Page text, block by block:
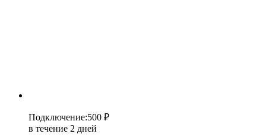
Подключение:500 ₽
в течение 2 дней